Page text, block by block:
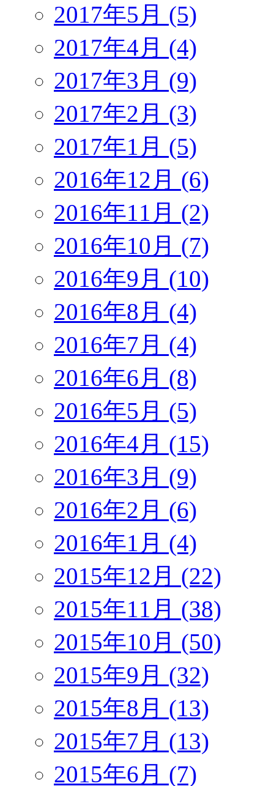
2017年5月 (5)
2017年4月 (4)
2017年3月 (9)
2017年2月 (3)
2017年1月 (5)
2016年12月 (6)
2016年11月 (2)
2016年10月 (7)
2016年9月 (10)
2016年8月 (4)
2016年7月 (4)
2016年6月 (8)
2016年5月 (5)
2016年4月 (15)
2016年3月 (9)
2016年2月 (6)
2016年1月 (4)
2015年12月 (22)
2015年11月 (38)
2015年10月 (50)
2015年9月 (32)
2015年8月 (13)
2015年7月 (13)
2015年6月 (7)